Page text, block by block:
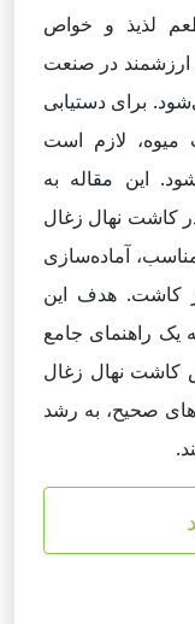
لذیذ و خواص
ارزشمند در صنعت
برای دستیابی
میوه، لازم است
این مقاله به
کاشت نهال زغال
آماده‌سازی
کاشت. هدف این
یک راهنمای جامع
کاشت نهال زغال
صحیح، به رشد